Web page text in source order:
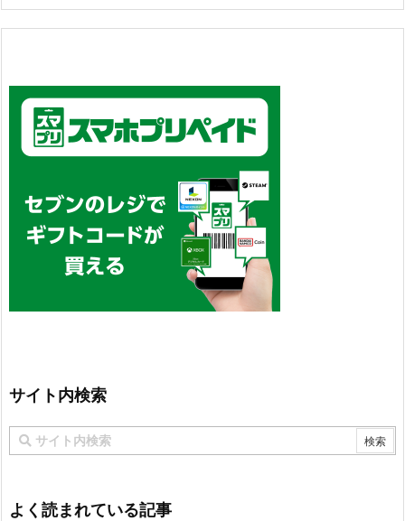
サイト内検索
よく読まれている記事